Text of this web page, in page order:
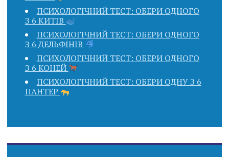
ПСИХОЛОГІЧНИЙ ТЕСТ: ОБЕРИ ОДНОГО
З 6 КИТІВ
ПСИХОЛОГІЧНИЙ ТЕСТ: ОБЕРИ ОДНОГО
З 6 ДЕЛЬФІНІВ
ПСИХОЛОГІЧНИЙ ТЕСТ: ОБЕРИ ОДНОГО
З 6 КОНЕЙ
ПСИХОЛОГІЧНИЙ ТЕСТ: ОБЕРИ ОДНУ З 6
ПАНТЕР